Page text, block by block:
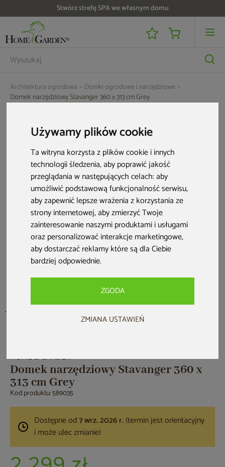
Używamy plików cookie
Ta witryna korzysta z plików cookie i innych
technologii śledzenia, aby poprawić jakość
przeglądania w następujących celach:aby
umożliwić podstawową funkcjonalność serwisu,
aby zapewnić lepsze wrażenia z korzystania ze
strony internetowej,aby zmierzyć Twoje
zainteresowanie naszymi produktami i usługami
oraz personalizować interakcje marketingowe,
aby dostarczać reklamy które są dla Ciebie
bardziej odpowiednie.
ZGODA
ZMIANA USTAWIEŃ
Stwórz strefę SPA we własnym domu
Architektura ogrodowa
Domki ogrodowe i narzędziowe
Domek narzędziowy Stavanger 360 x 313 cm Grey
HOME & GARDEN
Domek narzędziowy Stavanger 360 x
313 cm Grey
Kod produktu: 589035
Dostępne od7 wrz. 2026 r.(termin jest orientacyjny
i może ulec zmianie)